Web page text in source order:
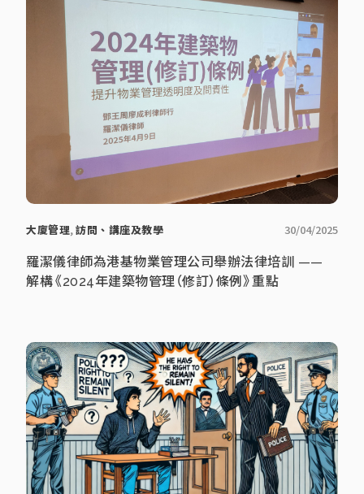
大廈管理, 訪問、講座及教學 30/04/2025
羅潔儀律師為港基物業管理公司舉辦法律培訓 ——
解構《2024年建築物管理（修訂）條例》重點